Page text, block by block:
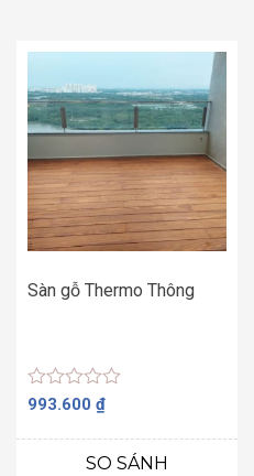
Sàn gỗ Thermo Thông
Được
hạng
993.600 ₫
SO SÁNH